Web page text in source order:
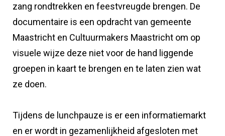
zang rondtrekken en feestvreugde brengen. De
documentaire is een opdracht van gemeente
Maastricht en Cultuurmakers Maastricht om op
visuele wijze deze niet voor de hand liggende
groepen in kaart te brengen en te laten zien wat
ze doen.
Tijdens de lunchpauze is er een informatiemarkt
en er wordt in gezamenlijkheid afgesloten met